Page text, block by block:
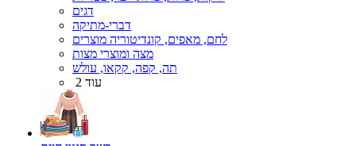
דגים
דברי-מתיקה
לחם, מאפים, קונדיטוריה מוצרים
מצה ומוצרי מצות
תה, קפה, קקאו, עולש
עוד 2